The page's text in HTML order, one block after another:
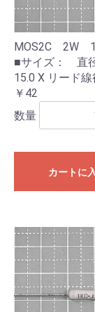
MOS2C 2W
■サイズ： 直
15.0 X リード線
￥42
数量
カートに